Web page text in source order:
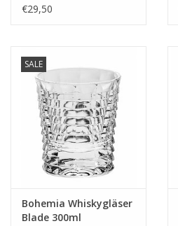
€29,50
SALE
Bohemia Whiskygläser
Blade 300ml